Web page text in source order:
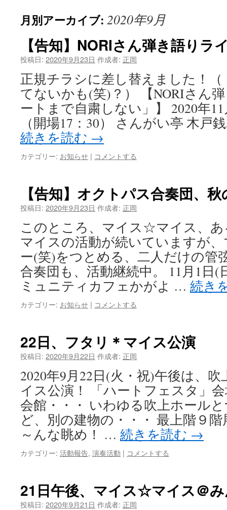
月別アーカイブ: 2020年9月
【告知】NORIさん弾き語りラ
投稿日: 2020年9月23日 作成者: 正岡
正規チラシに差し替えました！
てないかも(笑)？） 【NORIさん
ートまで自粛しない」】 2020年
（開場17：30） さんがい亭 木戸
続きを読む →
カテゴリー: お知らせ | コメントする
【告知】オクトパス合奏団、
投稿日: 2020年9月23日 作成者: 正岡
このところ、マイス☆マイス、
マイスの活動が続いていますが
ー(笑)をつとめる、二人だけの管
合奏団も、活動継続中。 11月1日
ミュニティカフェかがよ … 続き
カテゴリー: お知らせ | コメントする
22日、フタリ＊マイス公演
投稿日: 2020年9月22日 作成者: 正岡
2020年9月22日(火・祝)午後は、
イス公演！ 「ハートフェスタ」
会館・・・ いわゆる吹上ホール
ど、別の建物の・・・ 最上階９
～んな眺め！ … 続きを読む →
カテゴリー: 活動報告, 演奏活動 | コメントする
21日午後、マイス☆マイス＠
投稿日: 2020年9月21日 作成者: 正岡